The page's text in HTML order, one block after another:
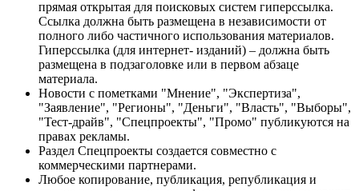
прямая открытая для поисковых систем гиперссылка.
Ссылка должна быть размещена в независимости от
полного либо частичного использования материалов.
Гиперссылка (для интернет- изданий) – должна быть
размещена в подзаголовке или в первом абзаце
материала.
Новости с пометками "Мнение", "Экспертиза",
"Заявление", "Регионы", "Деньги", "Власть", "Выборы",
"Тест-драйв", "Спецпроекты", "Промо" публикуются на
правах рекламы.
Раздел Спецпроекты создается совместно с
коммерческими партнерами.
Любое копирование, публикация, републикация и